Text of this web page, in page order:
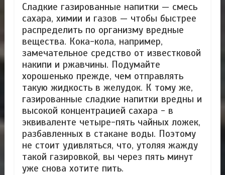
Сладкие газированные напитки — смесь
сахара, химии и газов — чтобы быстрее
распределить по организму вредные
вещества. Кока-кола, например,
замечательное средство от известковой
накипи и ржавчины. Подумайте
хорошенько прежде, чем отправлять
такую жидкость в желудок. К тому же,
газированные сладкие напитки вредны и
высокой концентрацией сахара - в
эквиваленте четыре-пять чайных ложек,
разбавленных в стакане воды. Поэтому
не стоит удивляться, что, утоляя жажду
такой газировкой, вы через пять минут
уже снова хотите пить.